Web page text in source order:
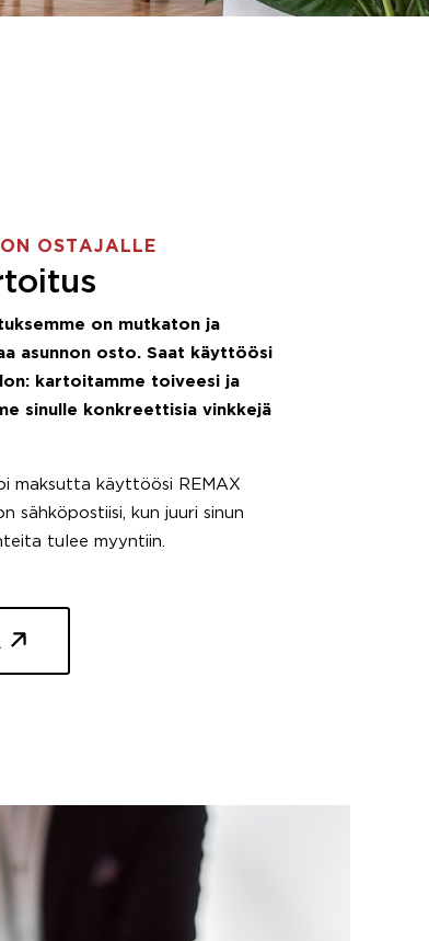
OSTAJALLE
on mutkaton ja
asunnon osto. Saat käyttöösi
kartoitamme toiveesi ja
sinulle konkreettisia vinkkejä
maksutta käyttöösi REMAX
sähköpostiisi, kun juuri sinun
tulee myyntiin.